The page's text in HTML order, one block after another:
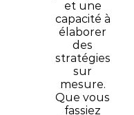
et une
capacité à
élaborer
des
stratégies
sur
mesure.
Que vous
fassiez